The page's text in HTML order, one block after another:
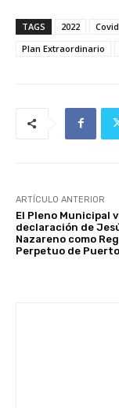
TAGS 2022
Plan Extraordinario
ARTÍCULO ANTERIOR
El Pleno Municipal
declaración de
Nazareno como
Perpetuo de